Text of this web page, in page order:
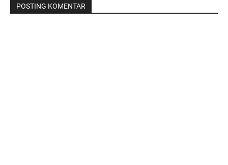
POSTING KOMENTAR